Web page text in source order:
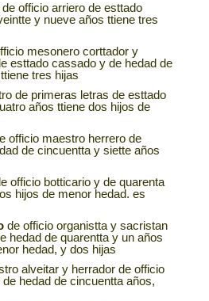
officio arriero de esttado
y nueve años ttiene tres
mesonero corttador y
esttado cassado y de hedad de
tres hijas
de primeras letras de esttado
años ttiene dos hijos de
officio maestro herrero de
de cincuentta y siette años
officio botticario y de quarenta
hijos de menor hedad. es
de officio organistta y sacristan
hedad de quarentta y un años
hedad, y dos hijas
alveitar y herrador de officio
hedad de cincuentta años,